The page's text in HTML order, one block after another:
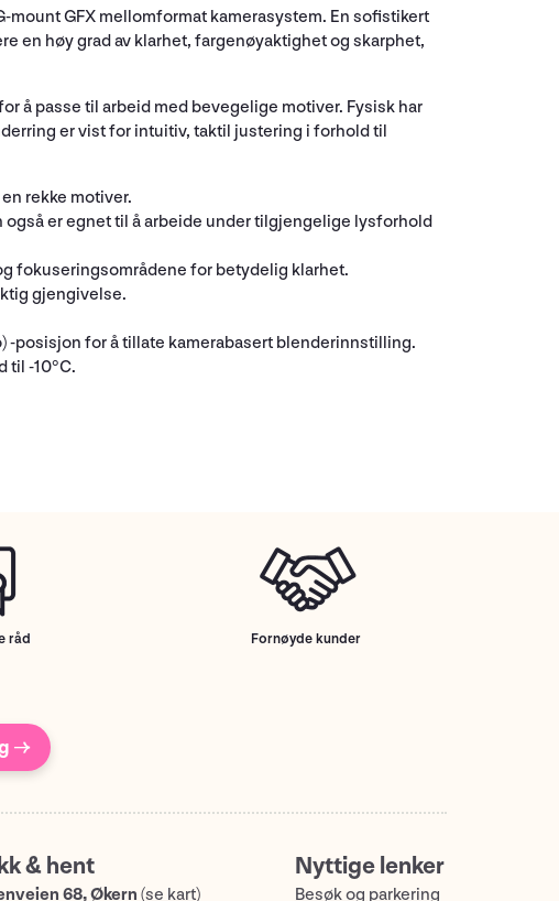
GFX mellomformat kamerasystem. En sofistikert
en høy grad av klarhet, fargenøyaktighet og skarphet,
å passe til arbeid med bevegelige motiver. Fysisk har
er vist for intuitiv, taktil justering i forhold til
rekke motiver.
er egnet til å arbeide under tilgjengelige lysforhold
fokuseringsområdene for betydelig klarhet.
gjengivelse.
posisjon for å tillate kamerabasert blenderinnstilling.
til -10°C.
råd Fornøyde kunder
→
& hent
68, Økern (se kart)
Nyttige lenker
Besøk og parkering